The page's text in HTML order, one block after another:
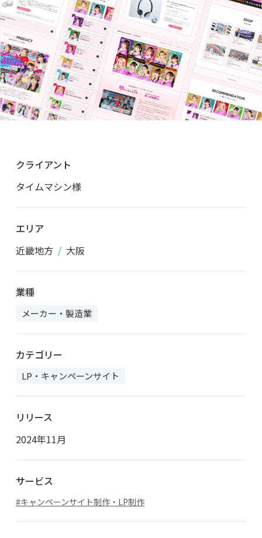
クライアント
タイムマシン様
エリア
近畿地方
大阪
業種
メーカー・製造業
カテゴリー
LP・キャンペーンサイト
リリース
2024年11月
サービス
キャンペーンサイト制作・LP制作